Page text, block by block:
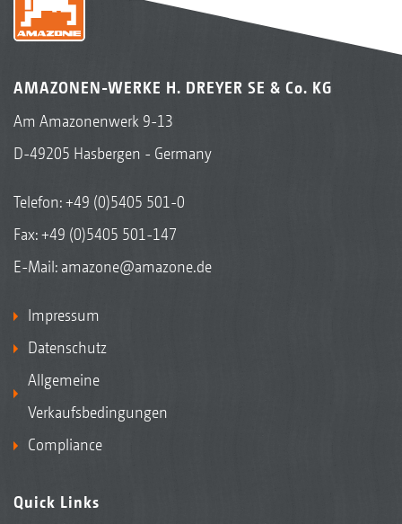
AMAZONEN-WERKE H. DREYER SE & Co. KG
Am Amazonenwerk 9-13
D-49205 Hasbergen - Germany
Telefon:+49 (0)5405 501-0
Fax: +49 (0)5405 501-147
E-Mail: amazone@amazone.de
Impressum
Datenschutz
Allgemeine
Verkaufsbedingungen
Compliance
Quick Links